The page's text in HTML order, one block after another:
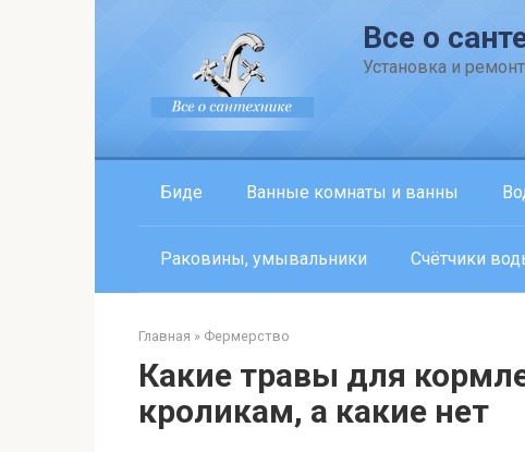
Все о
Установка и
Биде Ванные комнаты и ванны
Раковины, умывальники Счётчики
Главная » Фермерство
Какие травы для
кроликам, а какие нет